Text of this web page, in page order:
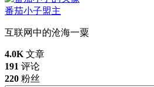
番茄小子盟主
互联网中的沧海一粟
4.0K 文章
191 评论
220 粉丝